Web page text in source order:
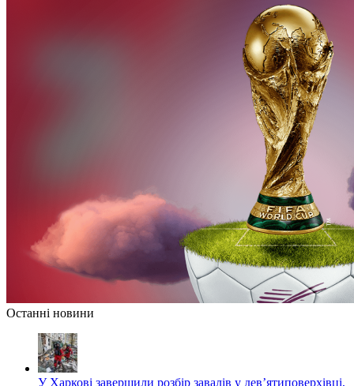
Останні новини
У Харкові завершили розбір завалів у дев’ятиповерхівці,